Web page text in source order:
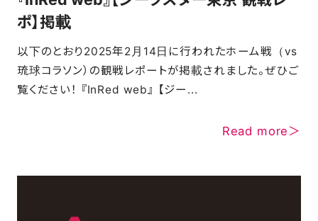
ポ】掲載
以下のとおり2025年2月14日に行われたホーム戦（vs
琉球コラソン）の観戦レポートが掲載されました。ぜひご
覧ください！ 『InRed web』 【ジー...
Read more＞